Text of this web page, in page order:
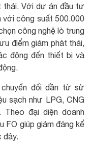
thải. Với dự án đầu tư
với công suất 500.000
công nghệ lò trung
điểm giảm phát thải,
động đến thiết bị và
đổi dần từ sử
sạch như LPG, CNG
Theo đại diện doanh
FO giúp giảm đáng kể
đây.